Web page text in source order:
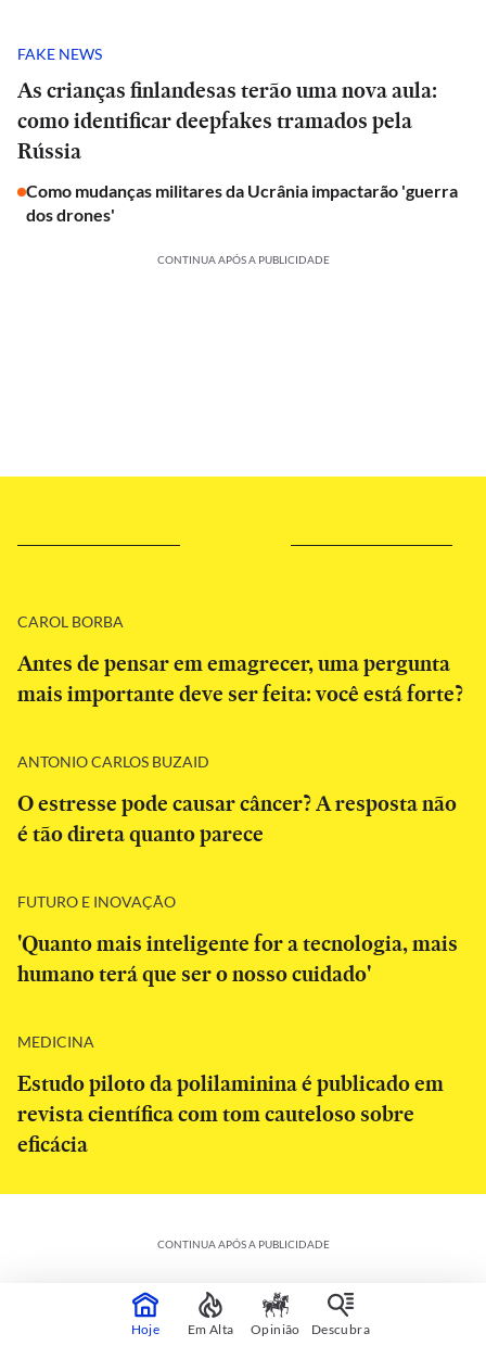
FAKE NEWS
As crianças finlandesas terão uma nova aula:
como identificar deepfakes tramados pela
Rússia
Como mudanças militares da Ucrânia impactarão 'guerra
dos drones'
CONTINUA APÓS A PUBLICIDADE
CAROL BORBA
Antes de pensar em emagrecer, uma pergunta
mais importante deve ser feita: você está forte?
ANTONIO CARLOS BUZAID
O estresse pode causar câncer? A resposta não
é tão direta quanto parece
FUTURO E INOVAÇÃO
'Quanto mais inteligente for a tecnologia, mais
humano terá que ser o nosso cuidado'
MEDICINA
Estudo piloto da polilaminina é publicado em
revista científica com tom cauteloso sobre
eficácia
CONTINUA APÓS A PUBLICIDADE
Hoje Em Alta Opinião Descubra